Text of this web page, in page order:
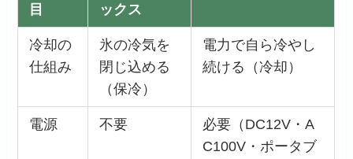
目
ックス
冷却の
仕組み
氷の冷気を
閉じ込める
（保冷）
電力で自ら冷やし
続ける（冷却）
電源 不要
必要（DC12V・A
C100V・ポータブ